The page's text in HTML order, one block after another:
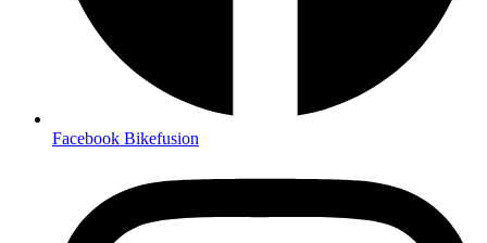
Facebook Bikefusion